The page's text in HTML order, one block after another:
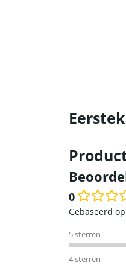
0
uit
5
Gebaseerd
5 sterren
4 sterren